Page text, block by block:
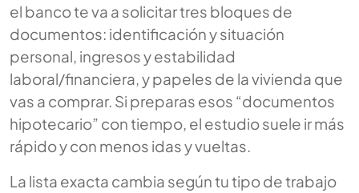
el banco te va a solicitar tres bloques de
documentos: identificación y situación
personal, ingresos y estabilidad
laboral/financiera, y papeles de la vivienda que
vas a comprar. Si preparas esos “documentos
hipotecario” con tiempo, el estudio suele ir más
rápido y con menos idas y vueltas.
La lista exacta cambia según tu tipo de trabajo